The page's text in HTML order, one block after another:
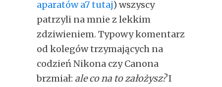
aparatów a7 tutaj) wszyscy
patrzyli na mnie z lekkim
zdziwieniem. Typowy komentarz
od kolegów trzymających na
codzień Nikona czy Canona
brzmiał: ale co na to założysz?I